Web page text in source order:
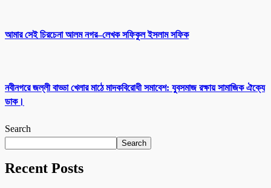
আমার সেই চিরচেনা আলম নগর–লেখক সফিকুল ইসলাম সফিক
নবীনগরে জল্লী বাড্ডা খেলার মাঠে মাদকবিরোধী সমাবেশ: যুবসমাজ রক্ষায় সামাজিক ঐক্যে
ডাক।
Search
Search
Recent Posts